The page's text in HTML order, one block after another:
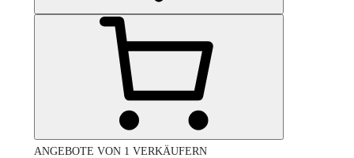
ANGEBOTE VON 1 VERKÄUFERN